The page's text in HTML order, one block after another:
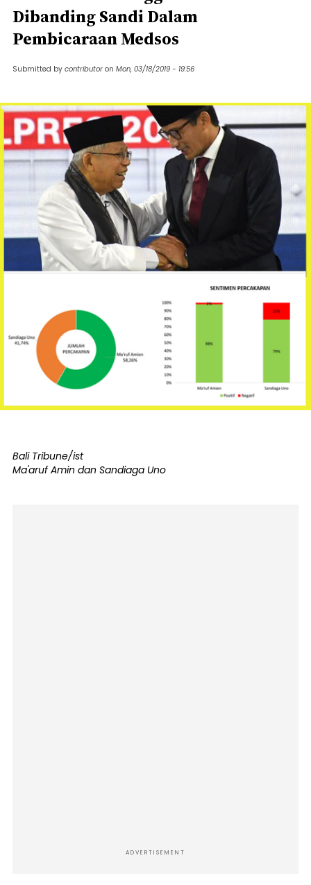
Dibanding Sandi Dalam
Pembicaraan Medsos
Submitted by contributor on Mon, 03/18/2019 - 19:56
Bali Tribune/ist
Ma'aruf Amin dan Sandiaga Uno
ADVERTISEMENT